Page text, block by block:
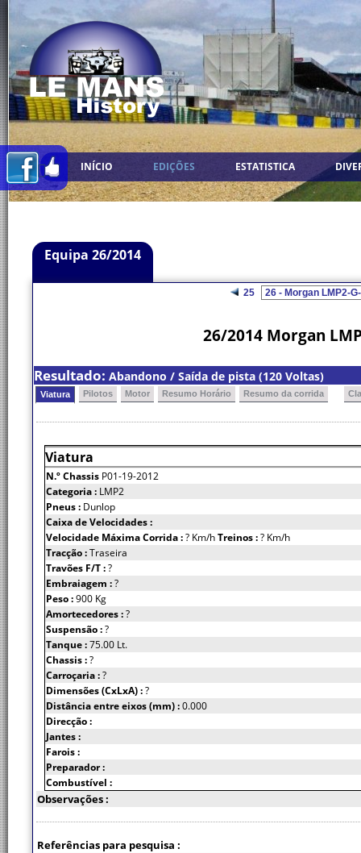
INÍCIO EDIÇÕES ESTATISTICA
Equipa 26/2014
25
26/2014 Morgan
Resultado: Abandono / Saída de pista (120 Voltas)
Viatura Pilotos Motor Resumo Horário Resumo da corrida
Viatura
N.º Chassis P01-19-2012
Categoria : LMP2
Pneus : Dunlop
Caixa de Velocidades :
Velocidade Máxima Corrida :? Km/hTreinos :? Km/h
Tracção :Traseira
Travões F/T :?
Embraiagem :?
Peso :900 Kg
Amortecedores :?
Suspensão :?
Tanque :75.00 Lt.
Chassis :?
Carroçaria :?
Dimensões (CxLxA) :?
Distância entre eixos (mm) :0.000
Direcção :
Jantes :
Farois :
Preparador :
Combustível :
Observações :
Referências para pesquisa :